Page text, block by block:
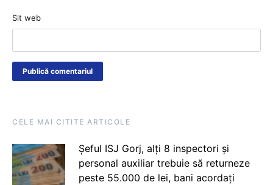
Sit web
CELE MAI CITITE ARTICOLE
Șeful ISJ Gorj, alți 8 inspectori și
personal auxiliar trebuie să returneze
peste 55.000 de lei, bani acordați